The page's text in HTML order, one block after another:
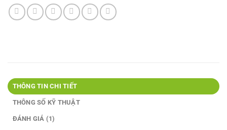
THÔNG TIN CHI TIẾT
THÔNG SỐ KỸ THUẬT
ĐÁNH GIÁ (1)